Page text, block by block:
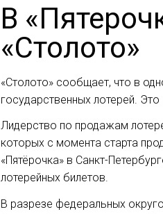
В
«Столото»
«Столото» сообщает, что в
государственных лотерей.
Лидерство по продажам
которых с момента старта
«Пятёрочка» в Санкт-
лотерейных билетов.
В разрезе федеральных